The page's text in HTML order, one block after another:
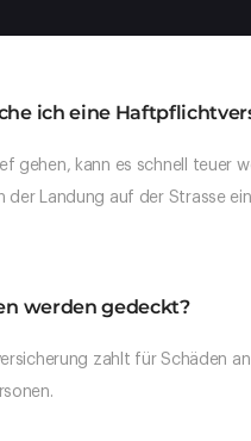
ich eine
gehen, kann es schnell teuer
der Landung auf der Strasse
werden gedeckt?
zahlt für Schäden